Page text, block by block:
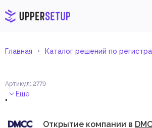
Главная Каталог решений по
Артикул: 2779
. Ещё
Открытие компании в